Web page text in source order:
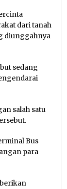
dari tanah
diunggahnya
sedang
salah satu
Bus
para